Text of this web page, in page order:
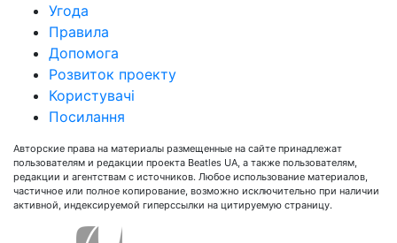
Угода
Правила
Допомога
Розвиток проекту
Користувачі
Посилання
Авторские права на материалы размещенные на сайте принадлежат
пользователям и редакции проекта Beatles UA, а также пользователям,
редакции и агентствам с источников. Любое использование материалов,
частичное или полное копирование, возможно исключительно при наличии
активной, индексируемой гиперссылки на цитируемую страницу.